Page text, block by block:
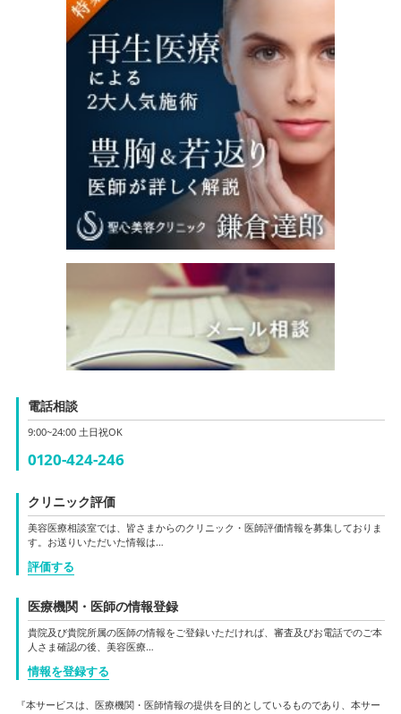
電話相談
9:00~24:00 土日祝OK
0120-424-246
クリニック評価
美容医療相談室では、皆さまからのクリニック・医師評価情報を募集しておりま
す。お送りいただいた情報は…
評価する
医療機関・医師の情報登録
貴院及び貴院所属の医師の情報をご登録いただければ、審査及びお電話でのご本
人さま確認の後、美容医療…
情報を登録する
『本サービスは、医療機関・医師情報の提供を目的としているものであり、本サー